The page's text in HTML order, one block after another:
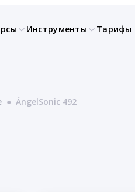
Инструменты Тарифы
● ÁngelSonic 492